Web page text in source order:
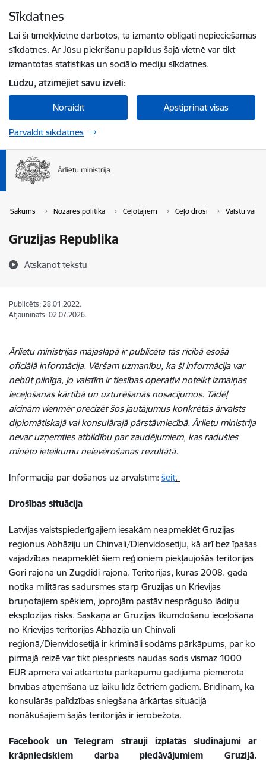
Sīkdatnes
Lai šī tīmekļvietne darbotos, tā izmanto obligāti nepieciešamās
sīkdatnes. Ar Jūsu piekrišanu papildus šajā vietnē var tikt
izmantotas statistikas un sociālo mediju sīkdatnes.
Lūdzu, atzīmējiet savu izvēli:
Noraidīt Apstiprināt visas
Pārvaldīt sīkdatnes
Sākums Nozares politika Ceļotājiem Ceļo droši Valstu vai
Gruzijas Republika
Atskaņot tekstu
Publicēts: 28.01.2022.
Atjaunināts: 02.07.2026.
Ārlietu ministrijas mājaslapā ir publicēta tās rīcībā esošā
oficiālā informācija. Vēršam uzmanību, ka šī informācija var
nebūt pilnīga, jo valstīm ir tiesības operatīvi noteikt izmaiņas
ieceļošanas kārtībā un uzturēšanās nosacījumos. Tādēļ
aicinām vienmēr precizēt šos jautājumus konkrētās ārvalsts
diplomātiskajā vai konsulārajā pārstāvniecībā. Ārlietu ministrija
nevar uzņemties atbildību par zaudējumiem, kas radušies
minēto ieteikumu neievērošanas rezultātā.
Informācija par došanos uz ārvalstīm: šeit.
Drošības situācija
Latvijas valstspiederīgajiem iesakām neapmeklēt Gruzijas
reģionus Abhāziju un Chinvali/Dienvidosetiju, kā arī bez īpašas
vajadzības neapmeklēt šiem reģioniem piekļaujošās teritorijas
Gori rajonā un Zugdidi rajonā. Teritorijās, kurās 2008. gadā
notika militāras sadursmes starp Gruzijas un Krievijas
bruņotajiem spēkiem, joprojām pastāv nesprāgušo lādiņu
eksplozijas risks. Saskaņā ar Gruzijas likumdošanu ieceļošana
no Krievijas teritorijas Abhāzijā un Chinvali
reģionā/Dienvidosetijā ir krimināli sodāms pārkāpums, par ko
pirmajā reizē var tikt piespriests naudas sods vismaz 1000
EUR apmērā vai atkārtotu pārkāpumu gadījumā piemērota
brīvības atņemšana uz laiku līdz četriem gadiem. Brīdinām, ka
konsulārās palīdzības sniegšana ārkārtas situācijā
nonākušajiem šajās teritorijās ir ierobežota.
Facebook un Telegram strauji izplatās sludinājumi ar
krāpnieciskiem darba piedāvājumiem Gruzijā.